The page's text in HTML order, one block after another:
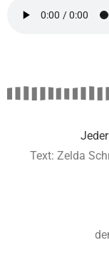
Text: Zelda